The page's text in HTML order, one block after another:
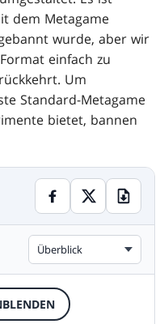
dem Metagame
wurde, aber wir
einfach zu
Um
Standard-Metagame
bietet, bannen
Überblick